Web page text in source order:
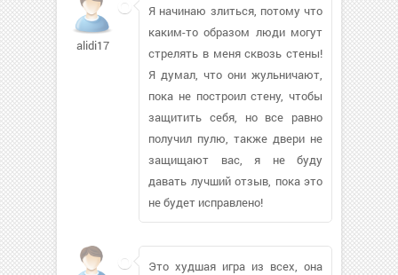
alidi17
Я начинаю злиться, потому что
каким-то образом люди могут
стрелять в меня сквозь стены!
Я думал, что они жульничают,
пока не построил стену, чтобы
защитить себя, но все равно
получил пулю, также двери не
защищают вас, я не буду
давать лучший отзыв, пока это
не будет исправлено!
Это худшая игра из всех, она